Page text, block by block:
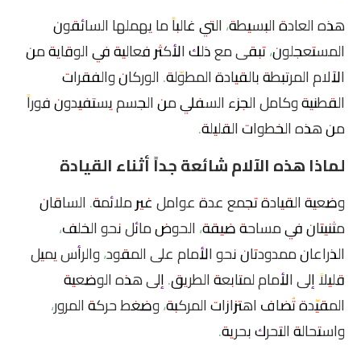
هذه العادة البسيطة، التي غالباً ما يهملها السائقون
المستعجلون، تبقى مع ذلك الأكثر فعالية في الوقاية من
الآلام المرتبطة بالقيادة المطوّلة. الوركان والفقرات
القطنية وكامل الجزء السفلي من الجسم يستفيدون فوراً
من هذه الخطوات القليلة.
لماذا هذه الآلام شائعة جداً أثناء القيادة
وضعية القيادة تجمع عدة عوامل غير ملائمة. الساقان
مثنيتان في مساحة ضيقة، الحوض مائل نحو الخلف،
الذراعان ممدودتان نحو الأمام على المقود، والرأس يميل
قليلاً إلى الأمام لمتابعة الطريق. إلى هذه الوضعية
المقيّدة تُضاف اهتزازات المركبة، وضغط حركة المرور،
واستحالة التحرك بحرية.